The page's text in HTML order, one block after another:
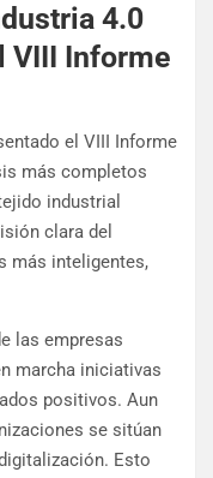
4.0
VIII Informe
el VIII Informe
más completos
industrial
clara del
más inteligentes,
las empresas
marcha iniciativas
positivos. Aun
se sitúan
Esto